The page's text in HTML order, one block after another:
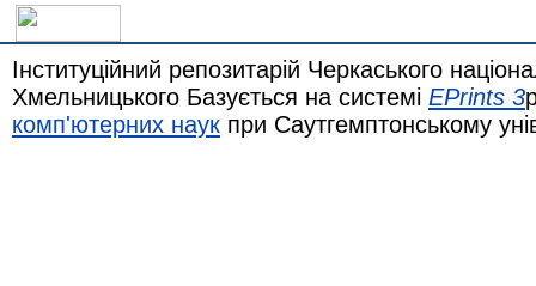
Інституційний репозитарій Черкаського
Хмельницького Базується на системі EPrints 3
комп'ютерних наук при Саутгемптонському